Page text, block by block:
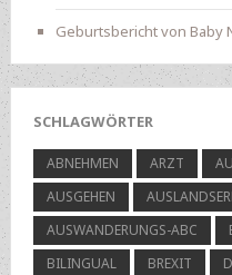
Geburtsbericht von Baby
SCHLAGWÖRTER
ABNEHMEN ARZT
AUSGEHEN
AUSWANDERUNGS-ABC
BILINGUAL
BREXIT